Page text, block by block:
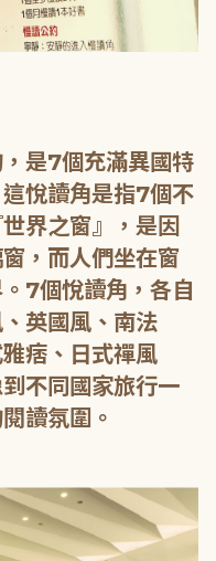
是7個充滿異國特
悅讀角是指7個不
界之窗』，是因
，而人們坐在窗
7個悅讀角，各自
英國風、南法
痞、日式禪風
不同國家旅行一
讀氛圍。